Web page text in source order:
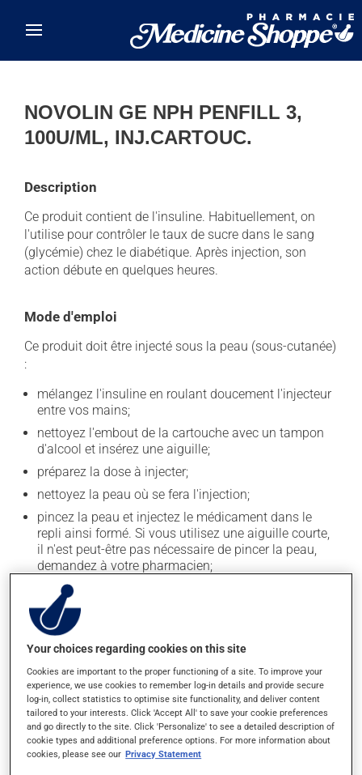
NOVOLIN GE NPH PENFILL 3,
100U/ML, INJ.CARTOUC.
Description
Ce produit contient de l'insuline. Habituellement, on
l'utilise pour contrôler le taux de sucre dans le sang
(glycémie) chez le diabétique. Après injection, son
action débute en quelques heures.
Mode d'emploi
Ce produit doit être injecté sous la peau (sous-cutanée)
:
mélangez l'insuline en roulant doucement l'injecteur
entre vos mains;
nettoyez l'embout de la cartouche avec un tampon
d'alcool et insérez une aiguille;
préparez la dose à injecter;
nettoyez la peau où se fera l'injection;
pincez la peau et injectez le médicament dans le
repli ainsi formé. Si vous utilisez une aiguille courte,
il n'est peut-être pas nécessaire de pincer la peau,
demandez à votre pharmacien;
attendez quelques jours avant d'injecter de nouveau
une dose au même endroit.
Gardez l'injecteur et la cartouche que vous utilisez à la
température ambiante et jetez la cartouche après 28
jours. Les cartouches non entamées devraient être
conservées au réfrigérateur.
Vous devez utiliser ce médicament régulièrement et de
façon continue pour maintenir ses effets bénéfiques.
Les utilisateurs d'insuline doivent demeurer attentifs
Your choices regarding cookies on this site
Cookies are important to the proper functioning of a site. To improve your
experience, we use cookies to remember log-in details and provide secure
log-in, collect statistics to optimise site functionality, and deliver content
tailored to your interests. Click 'Accept All' to save your cookie preferences
and go directly to the site. Click 'Personalize' to see a detailed description of
cookie types and additional preference options. For more information about
cookies, please see our Privacy Statement